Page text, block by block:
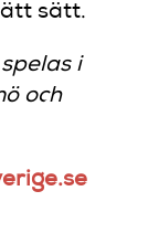
sätt.
i
och